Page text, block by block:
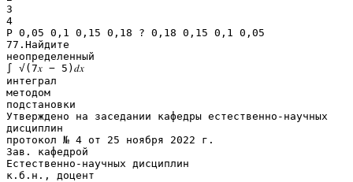
3
4
Р 0,05 0,1 0,15 0,18 ? 0,18 0,15 0,1 0,05
77.Найдите
неопределенный
∫ √(7𝑥 − 5)𝑑𝑥
интеграл
методом
подстановки
Утверждено на заседании кафедры естественно-научных
дисциплин
протокол № 4 от 25 ноября 2022 г.
Зав. кафедрой
Естественно-научных дисциплин
к.б.н., доцент